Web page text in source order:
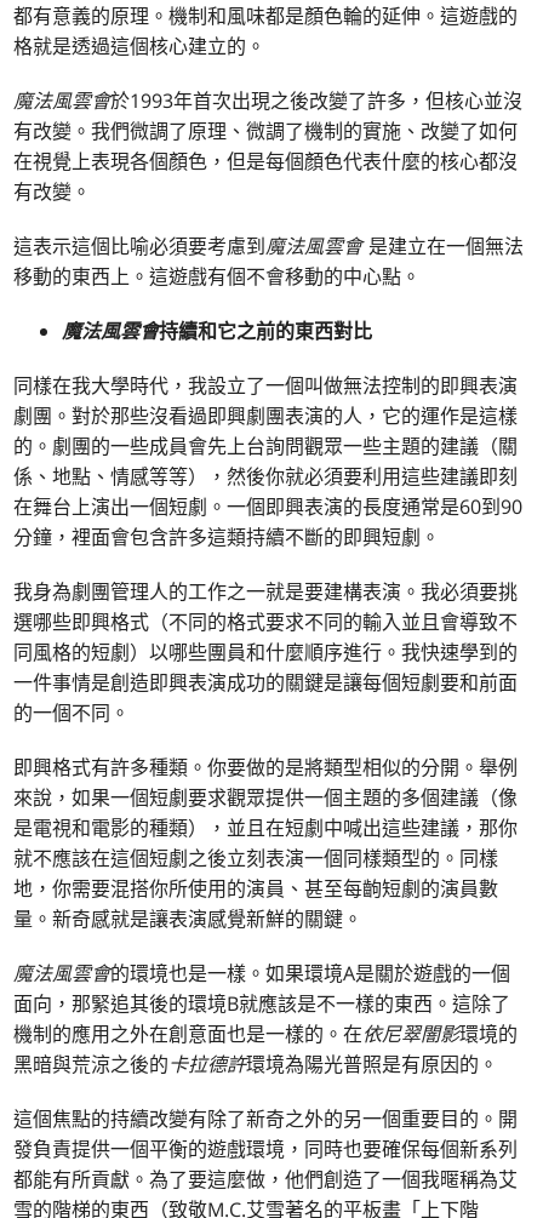
都有意義的原理。機制和風味都是顏色輪的延伸。這遊戲的
格就是透過這個核心建立的。
魔法風雲會於1993年首次出現之後改變了許多，但核心並沒
有改變。我們微調了原理、微調了機制的實施、改變了如何
在視覺上表現各個顏色，但是每個顏色代表什麼的核心都沒
有改變。
這表示這個比喻必須要考慮到魔法風雲會是建立在一個無法
移動的東西上。這遊戲有個不會移動的中心點。
魔法風雲會持續和它之前的東西對比
同樣在我大學時代，我設立了一個叫做無法控制的即興表演
劇團。對於那些沒看過即興劇團表演的人，它的運作是這樣
的。劇團的一些成員會先上台詢問觀眾一些主題的建議（關
係、地點、情感等等），然後你就必須要利用這些建議即刻
在舞台上演出一個短劇。一個即興表演的長度通常是60到90
分鐘，裡面會包含許多這類持續不斷的即興短劇。
我身為劇團管理人的工作之一就是要建構表演。我必須要挑
選哪些即興格式（不同的格式要求不同的輸入並且會導致不
同風格的短劇）以哪些團員和什麼順序進行。我快速學到的
一件事情是創造即興表演成功的關鍵是讓每個短劇要和前面
的一個不同。
即興格式有許多種類。你要做的是將類型相似的分開。舉例
來說，如果一個短劇要求觀眾提供一個主題的多個建議（像
是電視和電影的種類），並且在短劇中喊出這些建議，那你
就不應該在這個短劇之後立刻表演一個同樣類型的。同樣
地，你需要混搭你所使用的演員、甚至每齣短劇的演員數
量。新奇感就是讓表演感覺新鮮的關鍵。
魔法風雲會的環境也是一樣。如果環境A是關於遊戲的一個
面向，那緊追其後的環境B就應該是不一樣的東西。這除了
機制的應用之外在創意面也是一樣的。在依尼翠闇影環境的
黑暗與荒涼之後的卡拉德許環境為陽光普照是有原因的。
這個焦點的持續改變有除了新奇之外的另一個重要目的。開
發負責提供一個平衡的遊戲環境，同時也要確保每個新系列
都能有所貢獻。為了要這麼做，他們創造了一個我暱稱為艾
雪的階梯的東西（致敬M.C.艾雪著名的平板畫「上下階